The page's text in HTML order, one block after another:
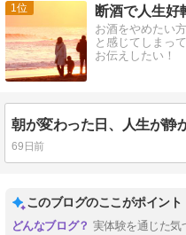
1 断酒で人生
お酒をやめたい
と感じてしまっ
お伝えしたい！
69日前
このブログのここがポイント
実体験を通じた気